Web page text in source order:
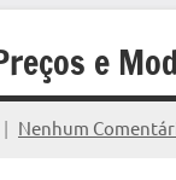
e
Nenhum